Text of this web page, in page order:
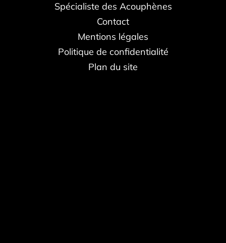
Spécialiste des Acouphènes
Contact
Mentions légales
Politique de confidentialité
Plan du site